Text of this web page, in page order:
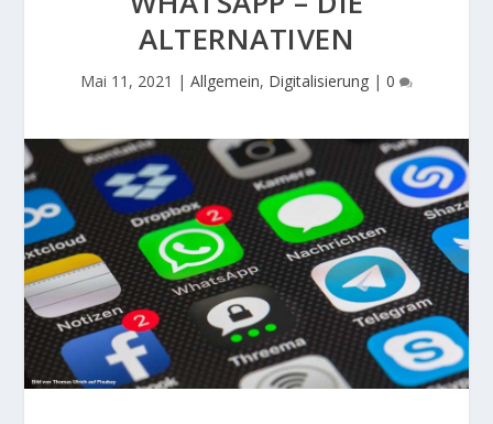
ALTERNATIVEN
Mai 11, 2021 | Allgemein, Digitalisierung | 0